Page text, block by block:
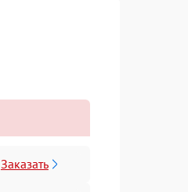
Заказать